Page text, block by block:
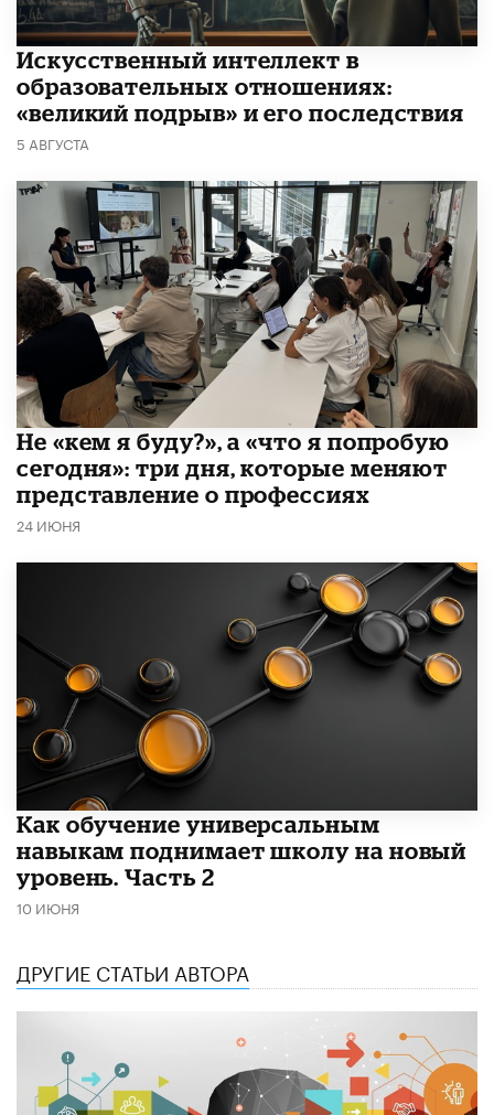
​Искусственный интеллект в
образовательных отношениях:
«великий подрыв» и его последствия
5 АВГУСТА
Не «кем я буду?», а «что я попробую
сегодня»: три дня, которые меняют
представление о профессиях
24 ИЮНЯ
​Как обучение универсальным
навыкам поднимает школу на новый
уровень. Часть 2
10 ИЮНЯ
ДРУГИЕ СТАТЬИ АВТОРА